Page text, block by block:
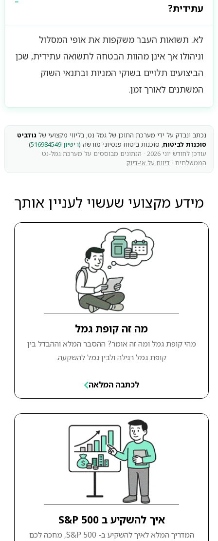
עתידית?
לא. תשואות העבר משקפות את אופי המסלול
וניהולו אך אינן מהוות הבטחה לתשואה עתידית, שכן
הביצועים תלויים בשוקי המניות ובתנאי השוק
המשתנים לאורך זמן.
נכתב ונבדק על ידי מערכת התוכן של גמל נט, בליווי מקצועי של גודביט
סוכנות לביטוח, סוכנות ביטוח פנסיוני מורשה (רישיון 516984549
)
עודכן לחודש יוני 2026 · הנתונים מבוססים על מערכת גמל-נט
הממשלתית · דיווח על אי-דיוק
מידע מקצועי שעשוי לעניין אותך
מה זה קופת גמל
מהי קופת גמל ומה זה אומר? ההסבר המלא וההבדל בין
קופת גמל רגילה ולבין גמל להשקעה.
לכתבה המלאה
איך להשקיע ב S&P 500
המדריך המלא לאיך להשקיע ב- S&P 500, מחכה לכם